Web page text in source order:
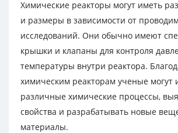
Химические реакторы могут иметь
и размеры в зависимости от
исследований. Они обычно имеют
крышки и клапаны для контроля
температуры внутри реактора.
химическим реакторам ученые могут
различные химические процессы,
свойства и разрабатывать новые
материалы.